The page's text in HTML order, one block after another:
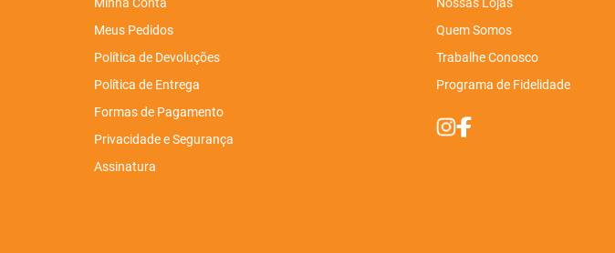
Meus Pedidos
Política de Devoluções
Política de Entrega
Formas de Pagamento
Privacidade e Segurança
Assinatura
Quem Somos
Trabalhe Conosco
Programa de Fidelidade